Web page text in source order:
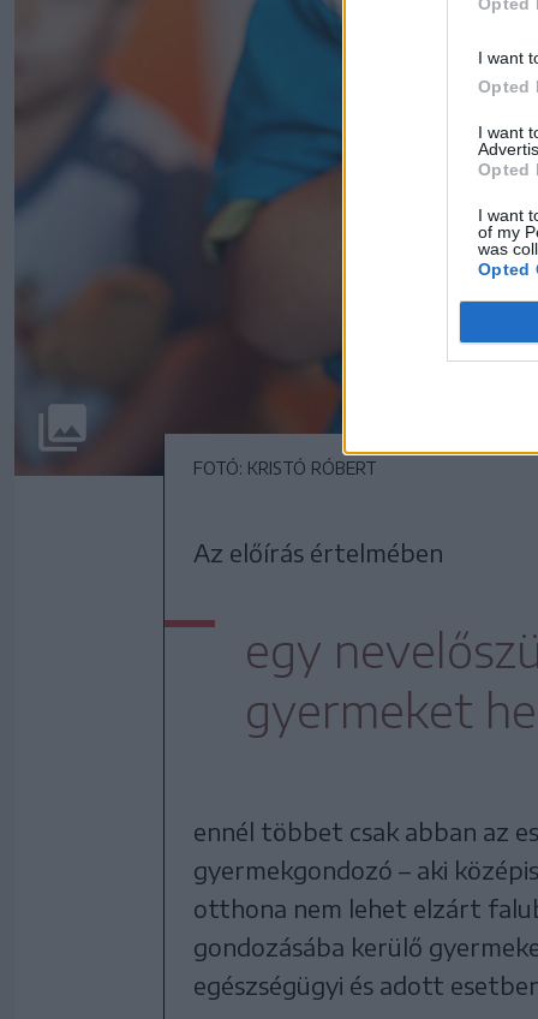
I want
Opted
I want
Opted
I want
of my
was
Opted
FOTÓ: KRISTÓ RÓBERT
Az előírás értelmében
egy
gyermeket
ennél többet csak abban az
gyermekgondozó – aki
otthona nem lehet elzárt
gondozásába kerülő
egészségügyi és adott